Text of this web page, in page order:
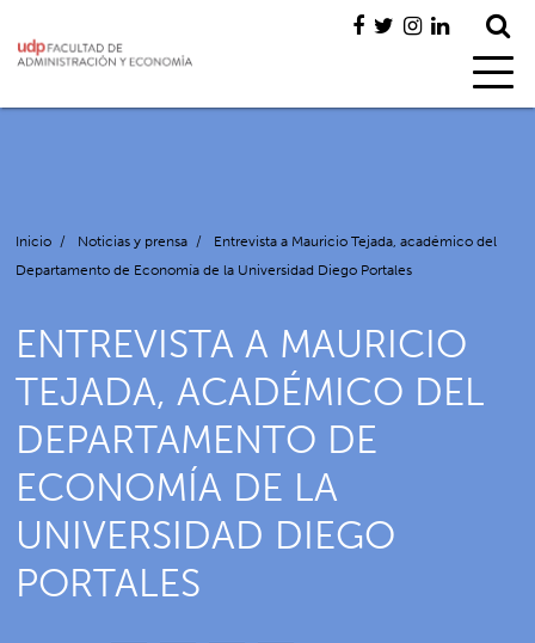
Inicio / Noticias y prensa /
Entrevista a Mauricio Tejada, académico del
Departamento de Economía de la Universidad Diego Portales
ENTREVISTA A MAURICIO
TEJADA, ACADÉMICO DEL
DEPARTAMENTO DE
ECONOMÍA DE LA
UNIVERSIDAD DIEGO
PORTALES